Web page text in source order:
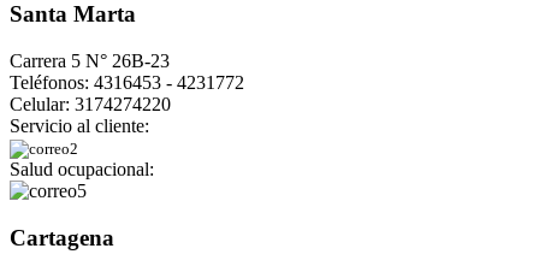
Santa Marta
Carrera 5 N° 26B-23
Teléfonos: 4316453 - 4231772
Celular: 3174274220
Servicio al cliente:
Salud ocupacional:
Cartagena